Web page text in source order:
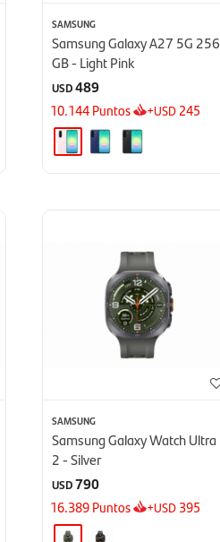
SAMSUNG
Samsung Galaxy A27 5G 256
GB - Light Pink
USD489
10.144Puntos +USD245
SAMSUNG
Samsung Galaxy Watch Ultra
2 - Silver
USD790
16.389Puntos +USD 395